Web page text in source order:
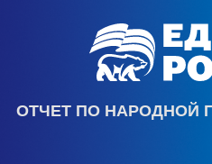
ОТЧЕТ ПО НАРОДНОЙ